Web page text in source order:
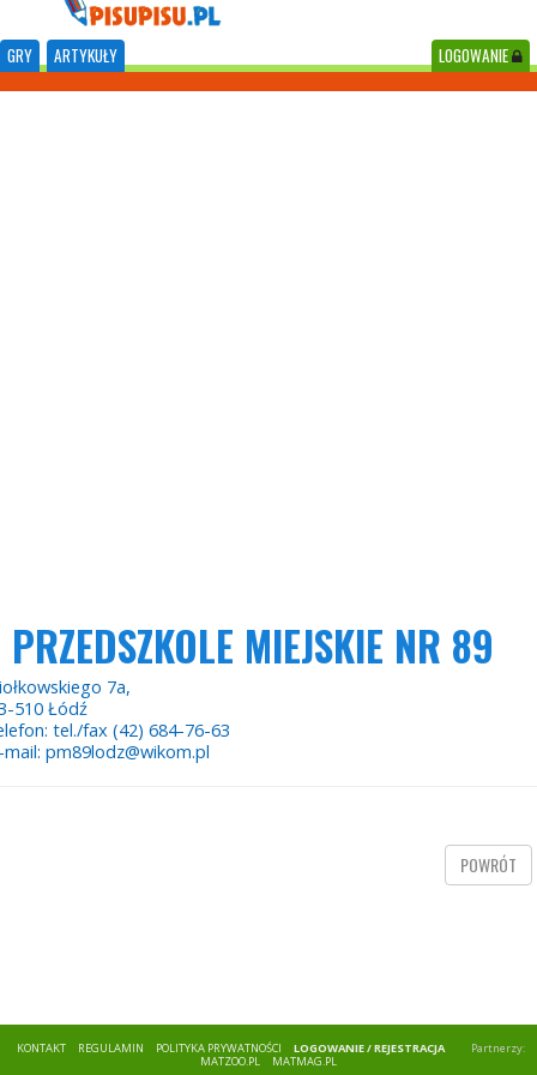
GRY ARTYKUŁY LOGOWANIE
PRZEDSZKOLE MIEJSKIE NR 89
7a,
510 Łódź
tel./fax (42) 684-76-63
pm89lodz@wikom.pl
POWRÓT
KONTAKT REGULAMIN POLITYKA PRYWATNOŚCI LOGOWANIE / REJESTRACJA
Partnerzy:
MATZOO.PL
MATMAG.PL